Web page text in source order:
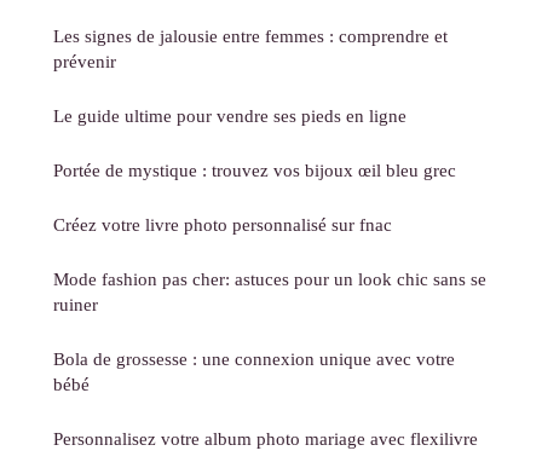
Les signes de jalousie entre femmes : comprendre et
prévenir
Le guide ultime pour vendre ses pieds en ligne
Portée de mystique : trouvez vos bijoux œil bleu grec
Créez votre livre photo personnalisé sur fnac
Mode fashion pas cher: astuces pour un look chic sans se
ruiner
Bola de grossesse : une connexion unique avec votre
bébé
Personnalisez votre album photo mariage avec flexilivre